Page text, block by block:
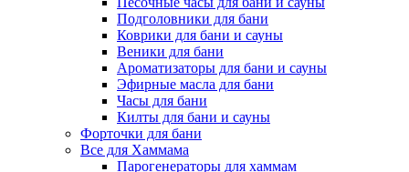
Подголовники для бани
Коврики для бани и сауны
Веники для бани
Ароматизаторы для бани и сауны
Эфирные масла для бани
Часы для бани
Килты для бани и сауны
Форточки для бани
Все для Хаммама
Парогенераторы для хаммам